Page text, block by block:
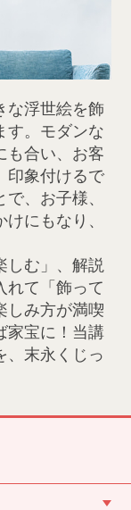
な浮世絵を飾
す。モダンな
も合い、お客
印象付けるで
、お子様、
にもなり、
しむ」、解説
れて「飾って
しみ方が満喫
家宝に！当講
、末永くじっ